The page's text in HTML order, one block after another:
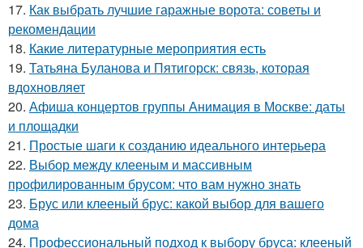
17. Как выбрать лучшие гаражные ворота: советы и
рекомендации
18. Какие литературные мероприятия есть
19. Татьяна Буланова и Пятигорск: связь, которая
вдохновляет
20. Афиша концертов группы Анимация в Москве: даты
и площадки
21. Простые шаги к созданию идеального интерьера
22. Выбор между клееным и массивным
профилированным брусом: что вам нужно знать
23. Брус или клееный брус: какой выбор для вашего
дома
24. Профессиональный подход к выбору бруса: клееный